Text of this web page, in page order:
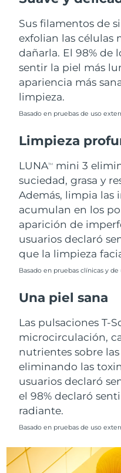
Sus filamentos de
exfolian las células
dañarla. El 98% de
sentir la piel más
apariencia más
limpieza.
Basado en pruebas de uso
Limpieza
LUNATM
mini 3
suciedad, grasa y
Además, limpia las
acumulan en los
aparición de
usuarios declaró
que la limpieza
Basado en pruebas clínicas y de
Una piel sana
Las pulsaciones T-
microcirculación,
nutrientes sobre
eliminando las
usuarios declaró
el 98% declaró
radiante.
Basado en pruebas de uso
Filipinas
Polonia
Portugal
Catar
Reunión
Rumanía
Rusia
Arabia Saudí
Singapur
Eslovaquia
Eslovenia
Sudáfrica
Corea del Sur
España
Suiza